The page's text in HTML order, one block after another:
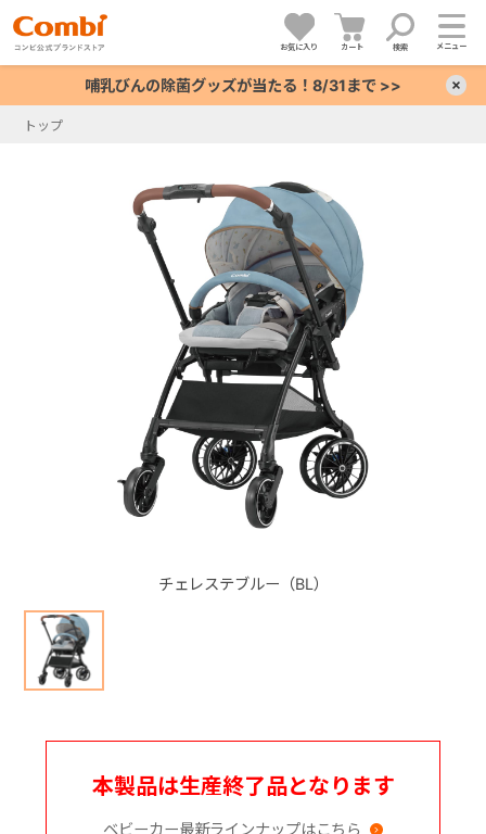
お気に入り カート 検索 メニュー
哺乳びんの除菌グッズが当たる！8/31まで >>
トップ
チェレステブルー（BL）
本製品は生産終了品となります
ベビーカー最新ラインナップはこちら